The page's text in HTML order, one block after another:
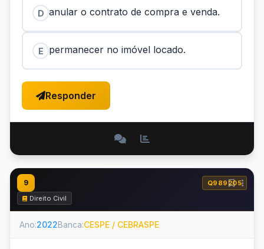
D anular o contrato de compra e venda.
E permanecer no imóvel locado.
Responder
9
Q989205
Direito Civil
Ano:2022Banca:CESPE / CEBRASPE